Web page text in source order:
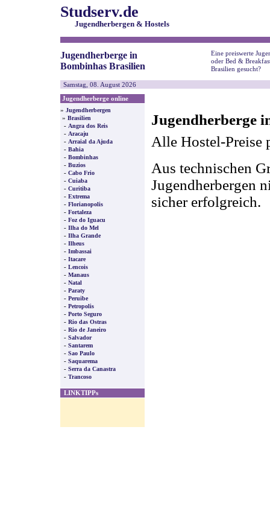
Studserv.de
Jugendherbergen & Hostels
Jugendherberge in
Bombinhas Brasilien
Eine preiswerte
oder Bed &
Brasilien gesucht?
Samstag, 08. August 2026
Jugendherberge online
» Jugendherbergen
» Brasilien
- Angra dos Reis
- Aracaju
- Arraial da Ajuda
- Bahia
- Bombinhas
- Buzios
- Cabo Frio
- Cuiaba
- Curitiba
- Extrema
- Florianopolis
- Fortaleza
- Foz do Iguacu
- Ilha do Mel
- Ilha Grande
- Ilheus
- Imbassai
- Itacare
- Lencois
- Manaus
- Natal
- Paraty
- Peruibe
- Petropolis
- Porto Seguro
- Rio das Ostras
- Rio de Janeiro
- Salvador
- Santarem
- Sao Paulo
- Saquarema
- Serra da Canastra
- Trancoso
LINKTIPPs
Jugendherberge
Alle Hostel-Preise
Aus technischen
Jugendherbergen
sicher erfolgreich.